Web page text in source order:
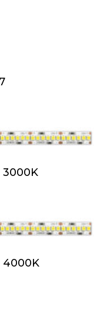
3000K
4000K